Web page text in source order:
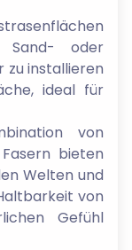
Sand- oder
zu installieren
ideal für
von
bieten
Welten und
von
Gefühl